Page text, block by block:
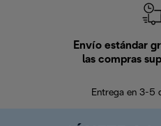
Envío estándar
las compras
Entrega en 3-5